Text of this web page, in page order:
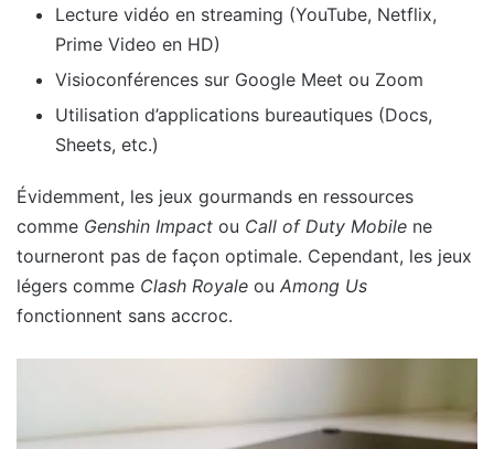
Lecture vidéo en streaming (YouTube, Netflix,
Prime Video en HD)
Visioconférences sur Google Meet ou Zoom
Utilisation d’applications bureautiques (Docs,
Sheets, etc.)
Évidemment, les jeux gourmands en ressources
comme Genshin Impact ou Call of Duty Mobile ne
tourneront pas de façon optimale. Cependant, les jeux
légers comme Clash Royale ou Among Us
fonctionnent sans accroc.